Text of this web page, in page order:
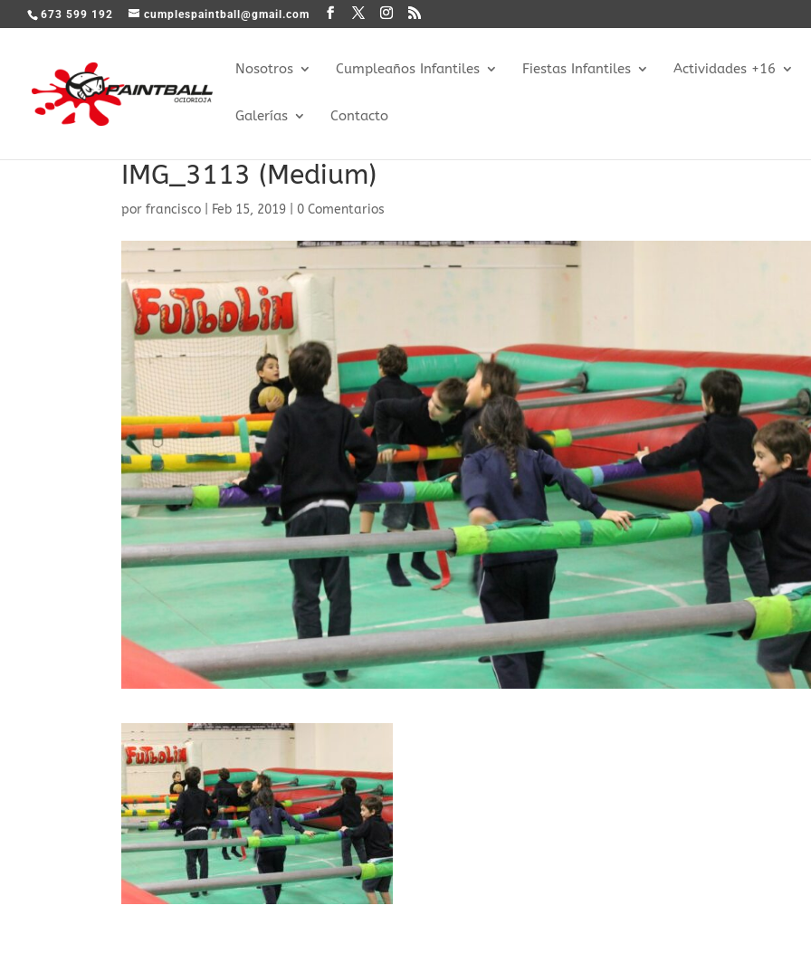
673 599 192 cumplespaintball@gmail.com
Nosotros Cumpleaños Infantiles Fiestas Infantiles Actividades +16
Galerías Contacto
IMG_3113 (Medium)
porfrancisco Feb 15, 2019 0 Comentarios